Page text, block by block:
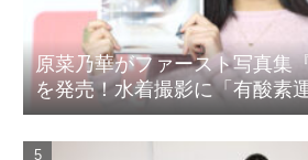
原菜乃華がファースト写真集
を発売！水着撮影に「有酸素
頑張りました」